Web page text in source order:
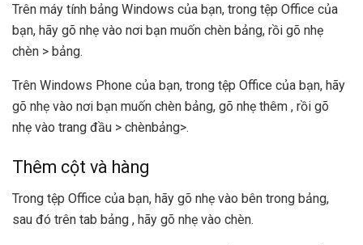
Trên máy tính bảng Windows của bạn, trong tệp Office của
bạn, hãy gõ nhẹ vào nơi bạn muốn chèn bảng, rồi gõ nhẹ
chèn > bảng.
Trên Windows Phone của bạn, trong tệp Office của bạn, hãy
gõ nhẹ vào nơi bạn muốn chèn bảng, gõ nhẹ thêm , rồi gõ
nhẹ vào trang đầu > chènbảng>.
Thêm cột và hàng
Trong tệp Office của bạn, hãy gõ nhẹ vào bên trong bảng,
sau đó trên tab bảng , hãy gõ nhẹ vào chèn.